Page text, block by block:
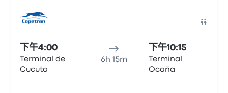
下午4:00
Terminal de
Cucuta
6h 15m
下午10:15
Terminal
Ocaña